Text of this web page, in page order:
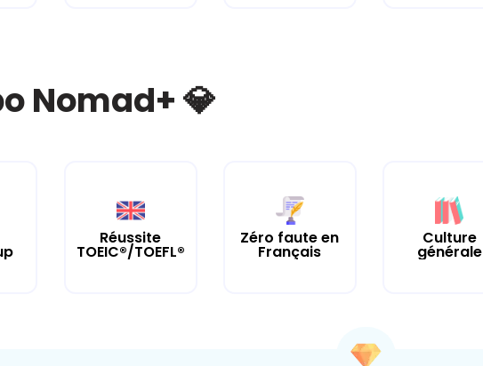
Nomad+ 💎
Réussite
TOEIC®/TOEFL®
Zéro faute en
Français
Culture
générale